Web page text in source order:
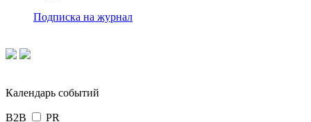
Подписка на журнал
Календарь событий
B2B PR